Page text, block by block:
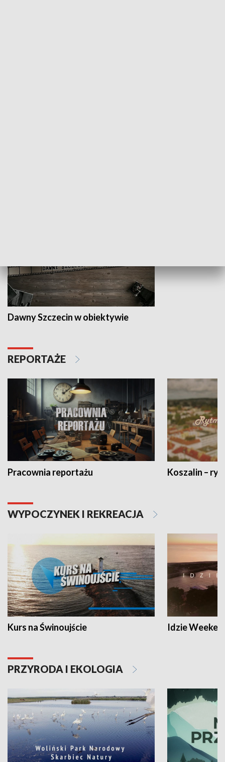
Dawny Szczecin w obiektywie
REPORTAŻE
Pracownia reportażu Koszalin –
WYPOCZYNEK I REKREACJA
Kurs na Świnoujście Idzie
PRZYRODA I EKOLOGIA